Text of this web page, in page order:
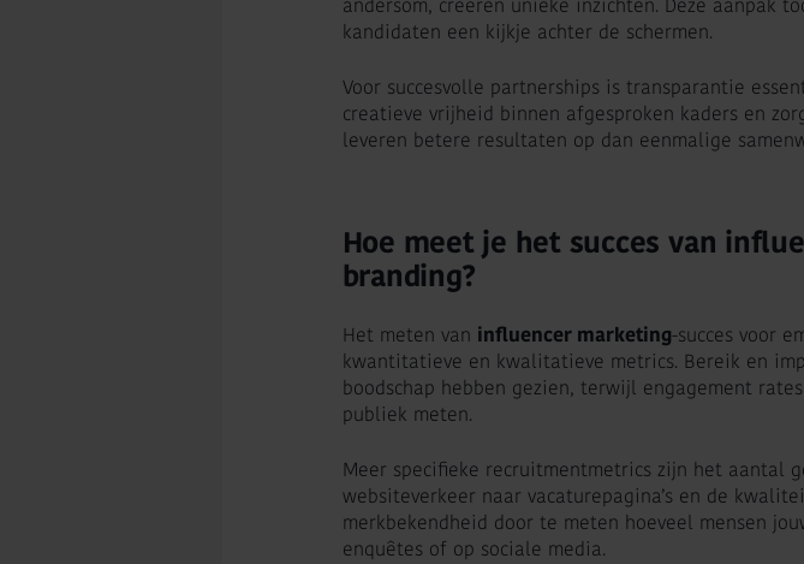
kandidaten een kijkje achter de schermen.
Voor succesvolle partnerships is transparantie
creatieve vrijheid binnen afgesproken kaders en
leveren betere resultaten op dan eenmalige
Hoe meet je het succes van
branding?
Het meten van influencer marketing-succes voor
kwantitatieve en kwalitatieve metrics. Bereik en
boodschap hebben gezien, terwijl engagement
publiek meten.
Meer specifieke recruitmentmetrics zijn het aantal
websiteverkeer naar vacaturepagina’s en de
merkbekendheid door te meten hoeveel mensen
enquêtes of op sociale media.